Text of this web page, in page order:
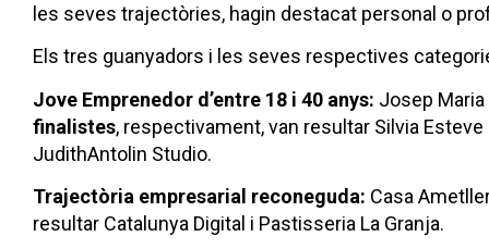
les seves trajectòries, hagin destacat personal o
Els tres guanyadors i les seves respectives
Jove Emprenedor d’entre 18 i 40 anys: Josep Maria
finalistes, respectivament, van resultar Silvia
JudithAntolin Studio.
Trajectòria empresarial reconeguda: Casa
resultar Catalunya Digital i Pastisseria La Granja.